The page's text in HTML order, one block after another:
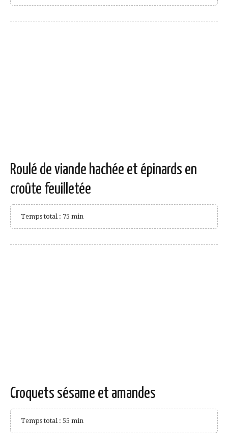
Roulé de viande hachée et épinards en
croûte feuilletée
Temps total : 75 min
Croquets sésame et amandes
Temps total : 55 min